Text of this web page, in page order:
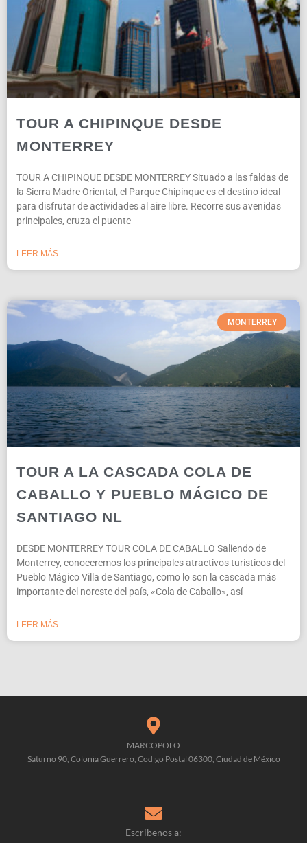
TOUR A CHIPINQUE DESDE
MONTERREY
TOUR A CHIPINQUE DESDE MONTERREY Situado a las faldas de
la Sierra Madre Oriental, el Parque Chipinque es el destino ideal
para disfrutar de actividades al aire libre. Recorre sus avenidas
principales, cruza el puente
LEER MÁS...
MONTERREY
TOUR A LA CASCADA COLA DE
CABALLO Y PUEBLO MÁGICO DE
SANTIAGO NL
DESDE MONTERREY TOUR COLA DE CABALLO Saliendo de
Monterrey, conoceremos los principales atractivos turísticos del
Pueblo Mágico Villa de Santiago, como lo son la cascada más
importante del noreste del país, «Cola de Caballo», así
LEER MÁS...
MARCOPOLO
Saturno 90, Colonia Guerrero, Codigo Postal 06300, Ciudad de México
Escribenos a: